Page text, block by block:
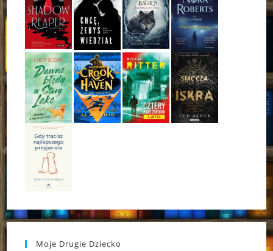
Moje Drugie Dziecko